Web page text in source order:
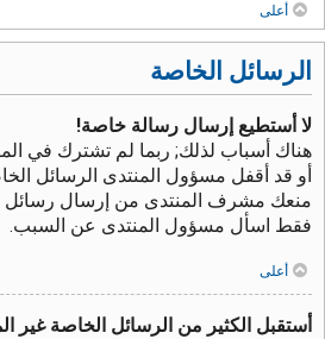
أعلى
الرسائل الخاصة
لا أستطيع إرسال رسالة خاصة!
هناك أسباب لذلك; ربما لم تشترك في
أو قد أقفل مسؤول المنتدى الرسائل
منعك مشرف المنتدى من إرسال رسائل
فقط اسأل مسؤول المنتدى عن السبب.
أعلى
أستقبل الكثير من الرسائل الخاصة غير